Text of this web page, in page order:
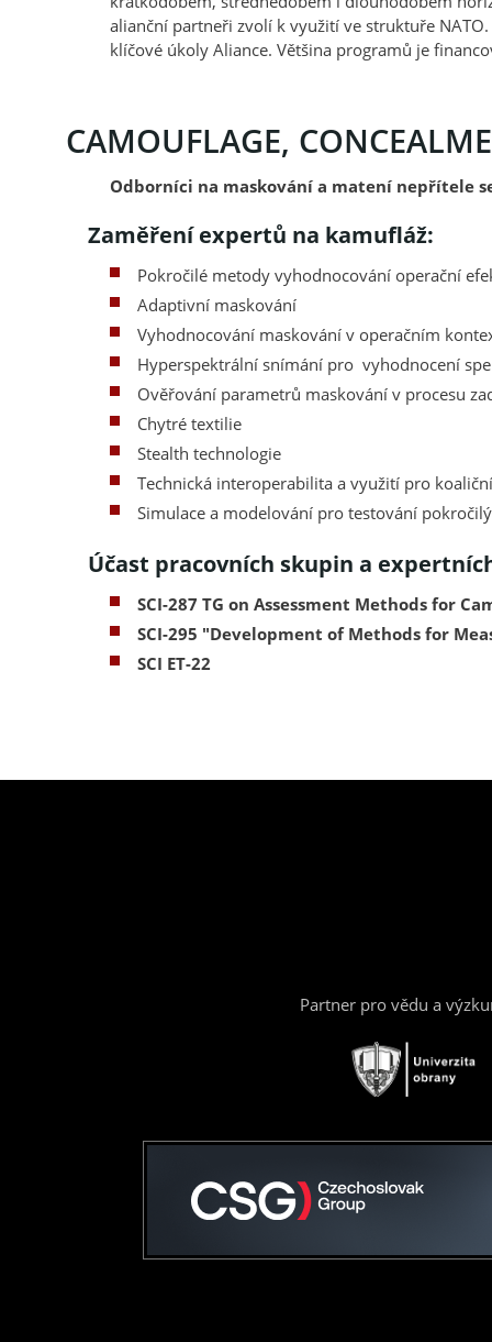
alianční partneři zvolí k využití ve struktuře
klíčové úkoly Aliance. Většina programů je
CAMOUFLAGE,
Odborníci na maskování a matení nepřítele
Zaměření expertů na kamufláž:
Pokročilé metody vyhodnocování operační
Adaptivní maskování
Vyhodnocování maskování v operačním
Hyperspektrální snímání pro vyhodnocení
Ověřování parametrů maskování v procesu
Chytré textilie
Stealth technologie
Technická interoperabilita a využití pro koaliční
Simulace a modelování pro testování
Účast pracovních skupin a
SCI-287 TG on Assessment Methods for
SCI-295 "Development of Methods for
SCI ET-22
Partner pro vědu a